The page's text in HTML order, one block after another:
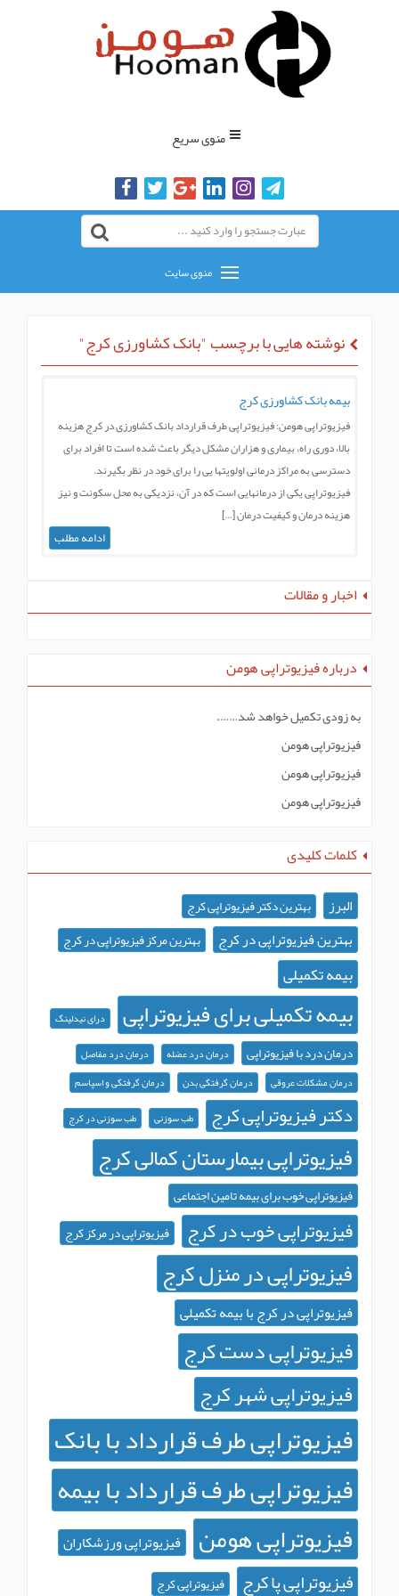
منوی سریع
منوی سایت
نوشته هایی با برچسب "بانک کشاورزی کرج"
بیمه بانک کشاورزی کرج
فیزیوتراپی هومن: فیزیوتراپی طرف قرارداد بانک کشاورزی در کرج هزینه
بالا، دوری راه، بیماری و هزاران مشکل دیگر باعث شده است تا افراد برای
دسترسی به مراکز درمانی اولویتها یی را برای خود در نظر بگیرند.
فیزیوتراپی یکی از درمانهایی است که در آن، نزدیکی به محل سکونت و نیز
هزینه درمان و کیفیت درمان […]
ادامه مطلب
اخبار و مقالات
درباره فیزیوتراپی هومن
به زودی تکمیل خواهد شد…….
فیزیوتراپی هومن
فیزیوتراپی هومن
فیزیوتراپی هومن
کلمات کلیدی
بهترین دکتر فیزیوتراپی کرج
بهترین فیزیوتراپی در کرج بهترین مرکز فیزیوتراپی در کرج
بیمه تکمیلی
بیمه تکمیلی برای فیزیوتراپی درای نیدلینگ
درمان درد با فیزیوتراپی درمان درد عضله
درمان درد مفاصل
درمان مشکلات عروقی
درمان گرفتگی بدن درمان گرفتگی و اسپاسم
دکتر فیزیوتراپی کرج طب سوزنی طب سوزنی در کرج
فیزیوتراپی بیمارستان کمالی کرج
فیزیوتراپی خوب برای بیمه تامین اجتماعی
فیزیوتراپی خوب در کرج فیزیوتراپی در مرکز کرج
فیزیوتراپی در منزل کرج
فیزیوتراپی در کرج با بیمه تکمیلی
فیزیوتراپی دست کرج
فیزیوتراپی شهر کرج
فیزیوتراپی طرف قرارداد با بانک
فیزیوتراپی طرف قرارداد با بیمه
فیزیوتراپی هومن فیزیوتراپی ورزشکاران
فیزیوتراپی پا کرج فیزیوتراپی کرج